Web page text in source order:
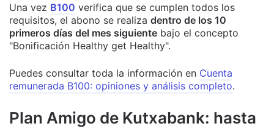
Una vez B100 verifica que se cumplen todos los
requisitos, el abono se realiza dentro de los 10
primeros días del mes siguiente bajo el concepto
"Bonificación Healthy get Healthy".
Puedes consultar toda la información en Cuenta
remunerada B100: opiniones y análisis completo.
Plan Amigo de Kutxabank: hasta